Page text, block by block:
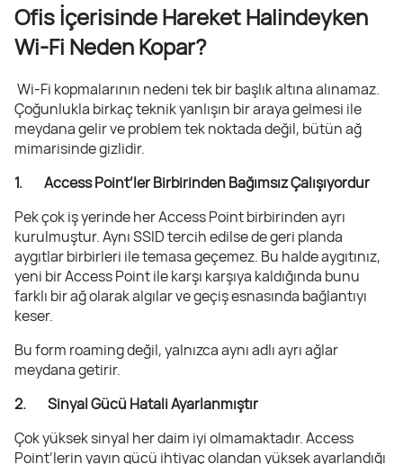
Ofis İçerisinde Hareket Halindeyken
Wi-Fi Neden Kopar?
Wi-Fi kopmalarının nedeni tek bir başlık altına alınamaz.
Çoğunlukla birkaç teknik yanlışın bir araya gelmesi ile
meydana gelir ve problem tek noktada değil, bütün ağ
mimarisinde gizlidir.
1. Access Point’ler Birbirinden Bağımsız Çalışıyordur
Pek çok iş yerinde her Access Point birbirinden ayrı
kurulmuştur. Aynı SSID tercih edilse de geri planda
aygıtlar birbirleri ile temasa geçemez. Bu halde aygıtınız,
yeni bir Access Point ile karşı karşıya kaldığında bunu
farklı bir ağ olarak algılar ve geçiş esnasında bağlantıyı
keser.
Bu form roaming değil, yalnızca aynı adlı ayrı ağlar
meydana getirir.
2. Sinyal Gücü Hatali Ayarlanmıştır
Çok yüksek sinyal her daim iyi olmamaktadır. Access
Point’lerin yayın gücü ihtiyaç olandan yüksek ayarlandığı